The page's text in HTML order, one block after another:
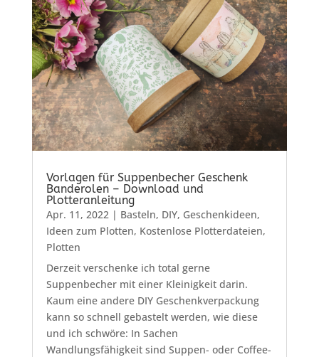
Vorlagen für Suppenbecher Geschenk
Banderolen – Download und
Plotteranleitung
Apr. 11, 2022 | Basteln, DIY, Geschenkideen,
Ideen zum Plotten, Kostenlose Plotterdateien,
Plotten
Derzeit verschenke ich total gerne
Suppenbecher mit einer Kleinigkeit darin.
Kaum eine andere DIY Geschenkverpackung
kann so schnell gebastelt werden, wie diese
und ich schwöre: In Sachen
Wandlungsfähigkeit sind Suppen- oder Coffee-